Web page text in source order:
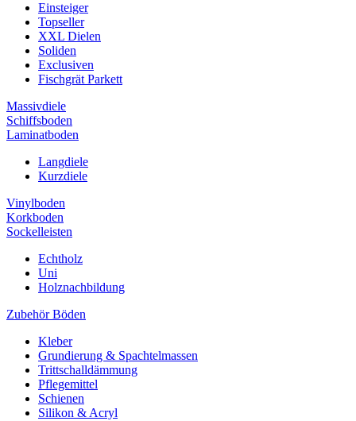
Einsteiger
Topseller
XXL Dielen
Soliden
Exclusiven
Fischgrät Parkett
Massivdiele
Schiffsboden
Laminatboden
Langdiele
Kurzdiele
Vinylboden
Korkboden
Sockelleisten
Echtholz
Uni
Holznachbildung
Zubehör Böden
Kleber
Grundierung & Spachtelmassen
Trittschalldämmung
Pflegemittel
Schienen
Silikon & Acryl